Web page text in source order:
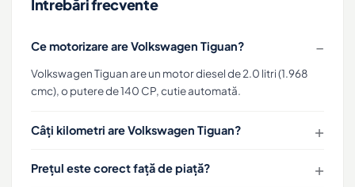
Întrebări frecvente
Ce motorizare are Volkswagen Tiguan?
Volkswagen Tiguan are un motor diesel de 2.0 litri (1.968
cmc), o putere de 140 CP, cutie automată.
Câți kilometri are Volkswagen Tiguan?
Prețul este corect față de piață?